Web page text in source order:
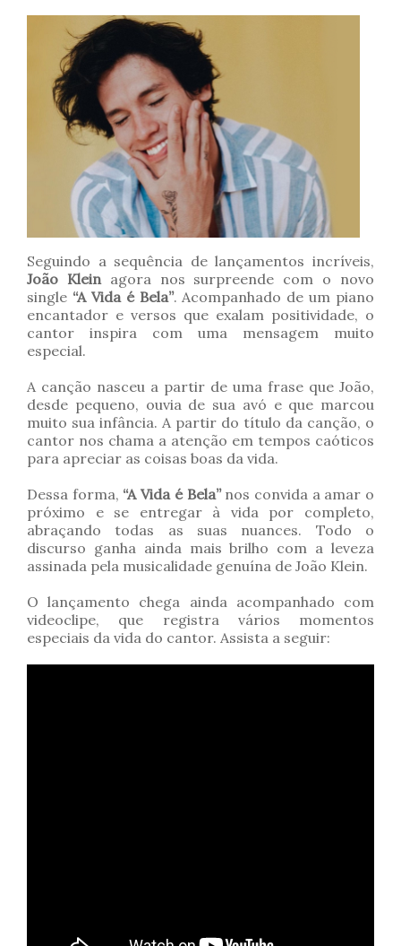
Seguindo a sequência de lançamentos incríveis,
João Kleinagora nos surpreende com o novo
single “A Vida é Bela”. Acompanhado de um piano
encantador e versos que exalam positividade, o
cantor inspira com uma mensagem muito
especial.
A canção nasceu a partir de uma frase que João,
desde pequeno, ouvia de sua avó e que marcou
muito sua infância. A partir do título da canção, o
cantor nos chama a atenção em tempos caóticos
para apreciar as coisas boas da vida.
Dessa forma, “A Vida é Bela”nos convida a amar o
próximo e se entregar à vida por completo,
abraçando todas as suas nuances. Todo o
discurso ganha ainda mais brilho com a leveza
assinada pela musicalidade genuína de João Klein.
O lançamento chega ainda acompanhado com
videoclipe, que registra vários momentos
especiais da vida do cantor. Assista a seguir: